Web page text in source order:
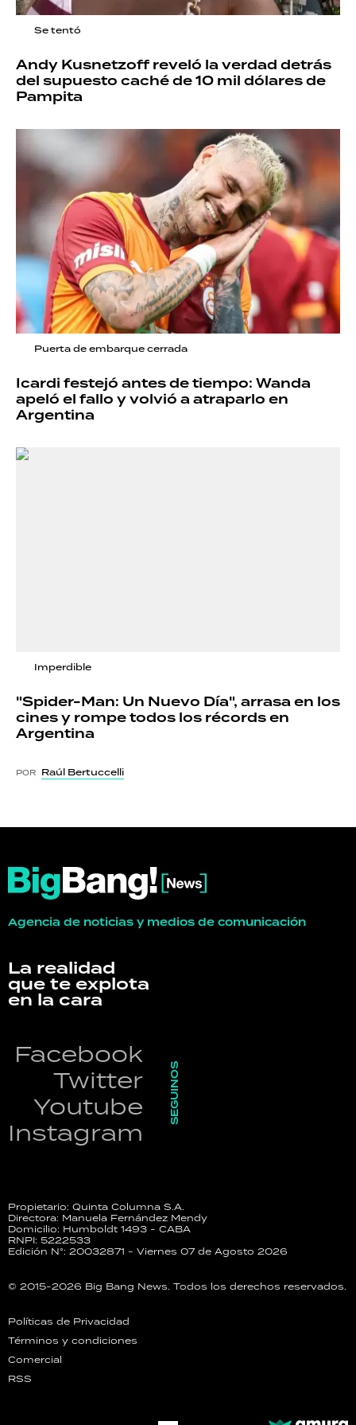
Se tentó
Andy Kusnetzoff reveló la verdad detrás
del supuesto caché de 10 mil dólares de
Pampita
Puerta de embarque cerrada
Icardi festejó antes de tiempo: Wanda
apeló el fallo y volvió a atraparlo en
Argentina
Imperdible
"Spider-Man: Un Nuevo Día", arrasa en los
cines y rompe todos los récords en
Argentina
POR Raúl Bertuccelli
Agencia de noticias y medios de comunicación
La realidad
que te explota
en la cara
Facebook
Twitter
Youtube
Instagram
SEGUINOS
Propietario: Quinta Columna S.A.
Directora: Manuela Fernández Mendy
Domicilio: Humboldt 1493 - CABA
RNPI: 5222533
Edición N°: 20032871 - Viernes 07 de Agosto 2026
© 2015-2026 Big Bang News. Todos los derechos reservados.
Políticas de Privacidad
Términos y condiciones
Comercial
RSS